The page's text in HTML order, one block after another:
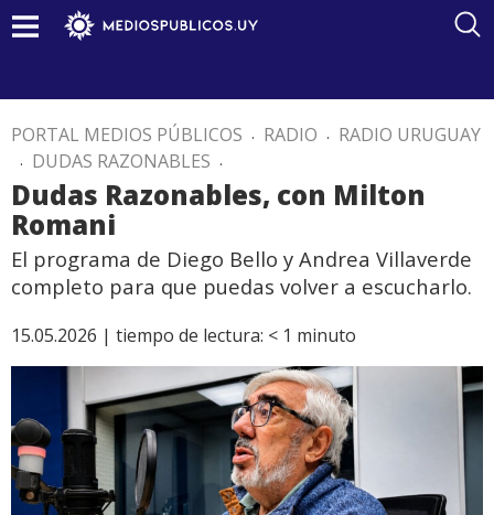
PORTAL MEDIOS PÚBLICOS . RADIO . RADIO URUGUAY
. DUDAS RAZONABLES .
Dudas Razonables, con Milton
Romani
El programa de Diego Bello y Andrea Villaverde
completo para que puedas volver a escucharlo.
15.05.2026 | tiempo de lectura: < 1 minuto